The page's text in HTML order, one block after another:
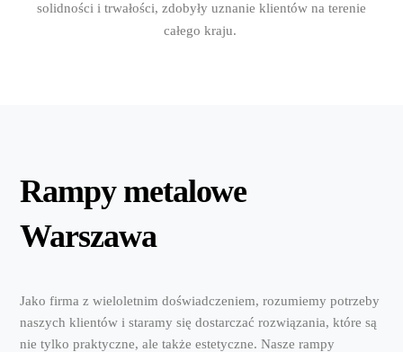
solidności i trwałości, zdobyły uznanie klientów na terenie
całego kraju.
Rampy metalowe
Warszawa
Jako firma z wieloletnim doświadczeniem, rozumiemy potrzeby
naszych klientów i staramy się dostarczać rozwiązania, które są
nie tylko praktyczne, ale także estetyczne. Nasze rampy